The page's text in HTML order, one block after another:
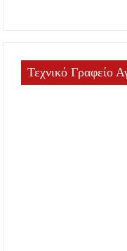
Τεχνικό Γραφείο